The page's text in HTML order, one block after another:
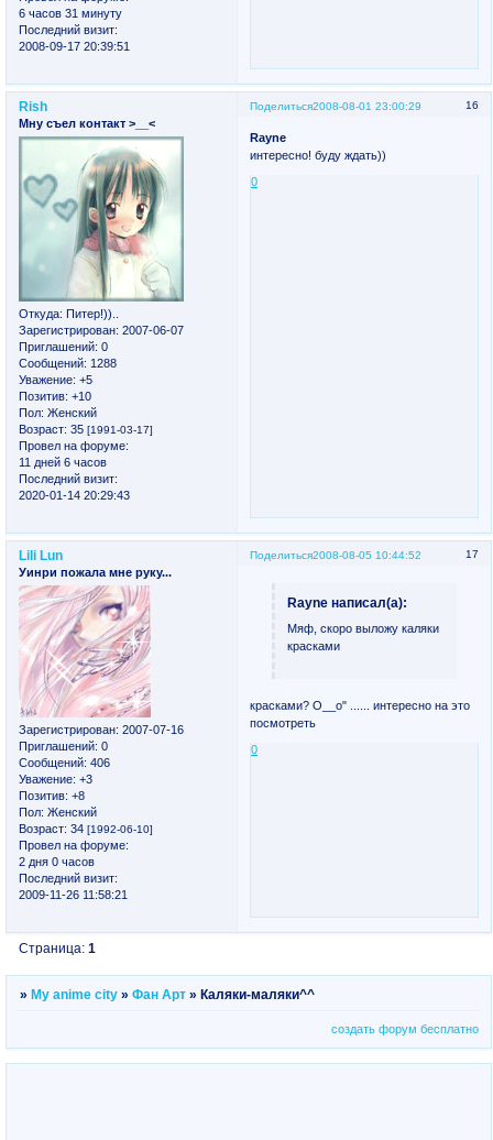
6 часов 31 минуту
Последний визит:
2008-09-17 20:39:51
Поделиться 16
2008-08-01 23:00:29
Rish
Мну съел контакт >__<
Откуда: Питер!))..
Зарегистрирован: 2007-06-07
Приглашений: 0
Сообщений: 1288
Уважение: +5
Позитив: +10
Пол: Женский
Возраст: 35 [1991-03-17]
Провел на форуме:
11 дней 6 часов
Последний визит:
2020-01-14 20:29:43
Rayne
интересно! буду ждать))
0
Поделиться 17
2008-08-05 10:44:52
Lili Lun
Уинри пожала мне руку...
Зарегистрирован: 2007-07-16
Приглашений: 0
Сообщений: 406
Уважение: +3
Позитив: +8
Пол: Женский
Возраст: 34 [1992-06-10]
Провел на форуме:
2 дня 0 часов
Последний визит:
2009-11-26 11:58:21
Rayne написал(а):
Мяф, скоро выложу каляки
красками
красками? О__о" ...... интересно на это
посмотреть
0
Страница:1
»My anime city »Фан Арт »Каляки-маляки^^
создать форум бесплатно